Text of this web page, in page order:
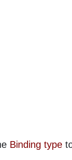
Binding type